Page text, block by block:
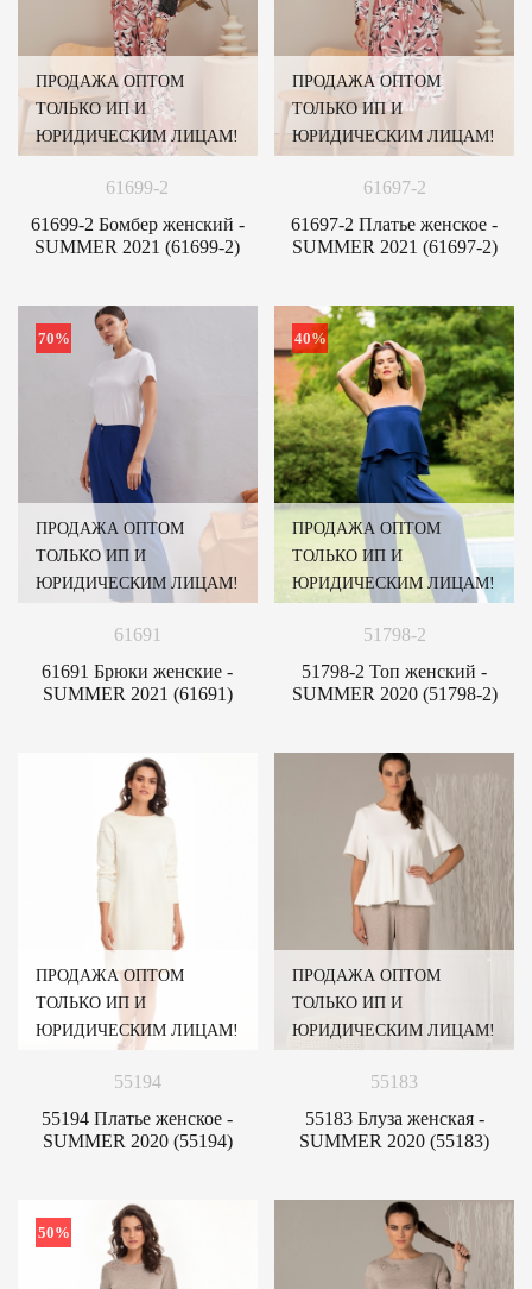
ПРОДАЖА ОПТОМ
ТОЛЬКО ИП И
ЮРИДИЧЕСКИМ ЛИЦАМ!
61699-2
61699-2 Бомбер женский -
SUMMER 2021 (61699-2)
ПРОДАЖА ОПТОМ
ТОЛЬКО ИП И
ЮРИДИЧЕСКИМ ЛИЦАМ!
61697-2
61697-2 Платье женское -
SUMMER 2021 (61697-2)
70%
ПРОДАЖА ОПТОМ
ТОЛЬКО ИП И
ЮРИДИЧЕСКИМ ЛИЦАМ!
61691
61691 Брюки женские -
SUMMER 2021 (61691)
40%
ПРОДАЖА ОПТОМ
ТОЛЬКО ИП И
ЮРИДИЧЕСКИМ ЛИЦАМ!
51798-2
51798-2 Топ женский -
SUMMER 2020 (51798-2)
ПРОДАЖА ОПТОМ
ТОЛЬКО ИП И
ЮРИДИЧЕСКИМ ЛИЦАМ!
55194
55194 Платье женское -
SUMMER 2020 (55194)
ПРОДАЖА ОПТОМ
ТОЛЬКО ИП И
ЮРИДИЧЕСКИМ ЛИЦАМ!
55183
55183 Блуза женская -
SUMMER 2020 (55183)
50%